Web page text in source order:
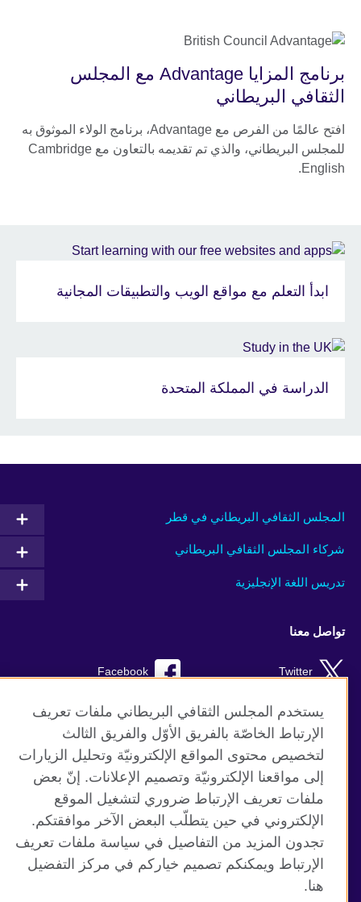
برنامج المزايا Advantage مع المجلس
الثقافي البريطاني
افتح عالمًا من الفرص مع Advantage، برنامج الولاء الموثوق به
للمجلس البريطاني، والذي تم تقديمه بالتعاون مع Cambridge
English.
ابدأ التعلم مع مواقع الويب والتطبيقات المجانية
الدراسة في المملكة المتحدة
المجلس الثقافي البريطاني في قطر
شركاء المجلس الثقافي البريطاني
تدريس اللغة الإنجليزية
تواصل معنا
Facebook Twitter
Instagram RSS
TikTok
موقع المجلس الثقافي البريطاني العالمي
الخصوصية وشروط الاستخدام
ملفات تعريف الإرتباط
خريطة الموقع
يستخدم المجلس الثقافي البريطاني ملفات تعريف
الإرتباط الخاصّة بالفريق الأوّل والفريق الثالث
لتخصيص محتوى المواقع الإلكترونيّة وتحليل الزيارات
إلى مواقعنا الإلكترونيّة وتصميم الإعلانات. إنّ بعض
ملفات تعريف الإرتباط ضروري لتشغيل الموقع
الإلكتروني في حين يتطلّب البعض الآخر موافقتكم.
تجدون المزيد من التفاصيل في سياسة ملفات تعريف
الإرتباط ويمكنكم تصميم خياركم في مركز التفضيل
هنا.